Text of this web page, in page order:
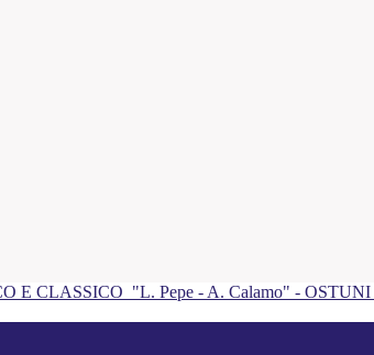
E CLASSICO "L. Pepe - A. Calamo" - OSTUNI